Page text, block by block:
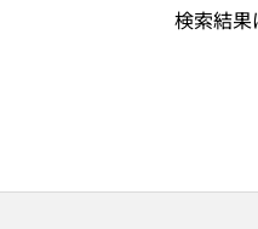
検索結果